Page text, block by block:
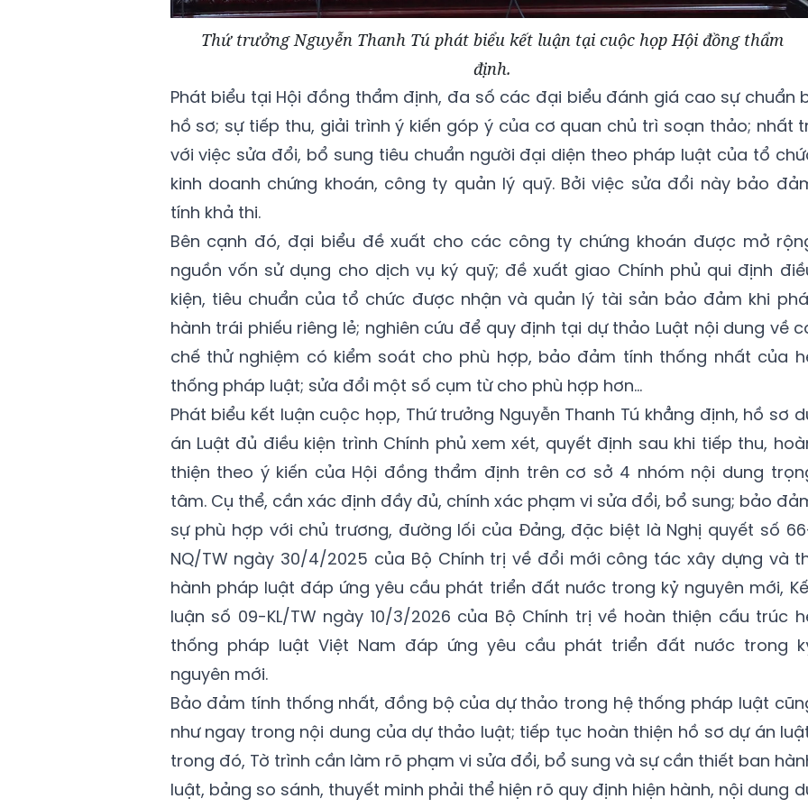
Thứ trưởng Nguyễn Thanh Tú phát biểu kết luận tại cuộc họp Hội đồng thẩm
định.
Phát biểu tại Hội đồng thẩm định, đa số các đại biểu đánh giá cao sự chuẩn
hồ sơ; sự tiếp thu, giải trình ý kiến góp ý của cơ quan chủ trì soạn thảo; nhất
với việc sửa đổi, bổ sung tiêu chuẩn người đại diện theo pháp luật của tổ
kinh doanh chứng khoán, công ty quản lý quỹ. Bởi việc sửa đổi này bảo
tính khả thi.
Bên cạnh đó, đại biểu đề xuất cho các công ty chứng khoán được mở
nguồn vốn sử dụng cho dịch vụ ký quỹ; đề xuất giao Chính phủ qui định
kiện, tiêu chuẩn của tổ chức được nhận và quản lý tài sản bảo đảm khi
hành trái phiếu riêng lẻ; nghiên cứu để quy định tại dự thảo Luật nội dung về
chế thử nghiệm có kiểm soát cho phù hợp, bảo đảm tính thống nhất của
thống pháp luật; sửa đổi một số cụm từ cho phù hợp hơn…
Phát biểu kết luận cuộc họp, Thứ trưởng Nguyễn Thanh Tú khẳng định, hồ sơ
án Luật đủ điều kiện trình Chính phủ xem xét, quyết định sau khi tiếp thu,
thiện theo ý kiến của Hội đồng thẩm định trên cơ sở 4 nhóm nội dung
tâm. Cụ thể, cần xác định đầy đủ, chính xác phạm vi sửa đổi, bổ sung; bảo
sự phù hợp với chủ trương, đường lối của Đảng, đặc biệt là Nghị quyết số
NQ/TW ngày 30/4/2025 của Bộ Chính trị về đổi mới công tác xây dựng và
hành pháp luật đáp ứng yêu cầu phát triển đất nước trong kỷ nguyên mới,
luận số 09-KL/TW ngày 10/3/2026 của Bộ Chính trị về hoàn thiện cấu trúc
thống pháp luật Việt Nam đáp ứng yêu cầu phát triển đất nước trong
nguyên mới.
Bảo đảm tính thống nhất, đồng bộ của dự thảo trong hệ thống pháp luật
như ngay trong nội dung của dự thảo luật; tiếp tục hoàn thiện hồ sơ dự án
trong đó, Tờ trình cần làm rõ phạm vi sửa đổi, bổ sung và sự cần thiết ban
luật, bảng so sánh, thuyết minh phải thể hiện rõ quy định hiện hành, nội dung